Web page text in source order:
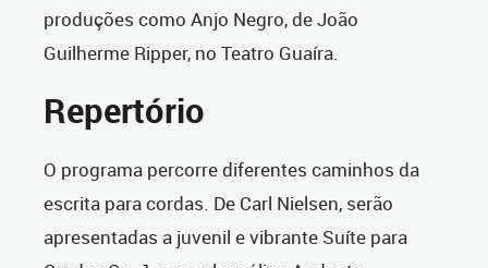
produções como Anjo Negro, de João
Guilherme Ripper, no Teatro Guaíra.
Repertório
O programa percorre diferentes caminhos da
escrita para cordas. De Carl Nielsen, serão
apresentadas a juvenil e vibrante Suíte para